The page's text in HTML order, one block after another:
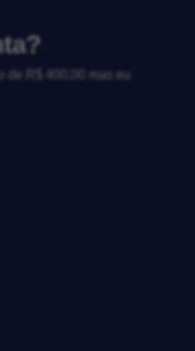
de R$ 400,00 mas eu